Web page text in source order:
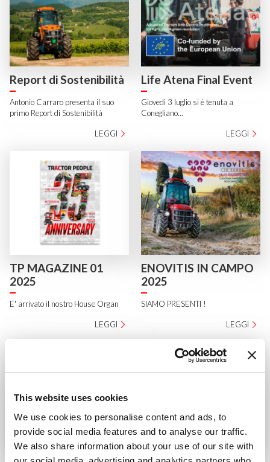
This website uses cookies
We use cookies to personalise content and ads, to
provide social media features and to analyse our traffic.
We also share information about your use of our site with
Report di Sostenibilità
Antonio Carraro presenta il suo
primo Report di Sostenibilità
LEGGI
Life Atena Final Event
Giovedì 3 luglio si è tenuta a
Conegliano...
LEGGI
TP MAGAZINE 01
2025
E' arrivato il nostro House Organ
LEGGI
ENOVITIS IN CAMPO
2025
SIAMO PRESENTI !
LEGGI
Un nuovo traguardo PANTHER, LA NUOVA